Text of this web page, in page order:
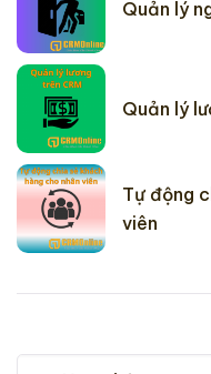
Quản lý
Quản lý
Tự động
viên